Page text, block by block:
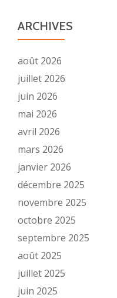
ARCHIVES
août 2026
juillet 2026
juin 2026
mai 2026
avril 2026
mars 2026
janvier 2026
décembre 2025
novembre 2025
octobre 2025
septembre 2025
août 2025
juillet 2025
juin 2025